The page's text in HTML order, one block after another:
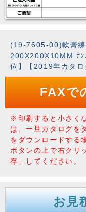
(19-7605-00)軟膏練
200X200X10MM ﾅﾝ
位】【2019年カタ
FAXで
※印刷すると小さく
は、一旦カタログを
をダウンロードする
ボタンの上で右クリ
存」してください。
お見